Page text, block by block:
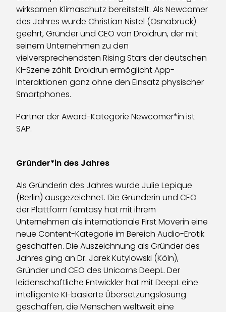
wirksamen Klimaschutz bereitstellt. Als Newcomer
des Jahres wurde Christian Nistel (Osnabrück)
geehrt, Gründer und CEO von Droidrun, der mit
seinem Unternehmen zu den
vielversprechendsten Rising Stars der deutschen
KI-Szene zählt. Droidrun ermöglicht App-
Interaktionen ganz ohne den Einsatz physischer
Smartphones.
Partner der Award-Kategorie Newcomer*in ist
SAP.
Gründer*in des Jahres
Als Gründerin des Jahres wurde Julie Lepique
(Berlin) ausgezeichnet. Die Gründerin und CEO
der Plattform femtasy hat mit ihrem
Unternehmen als internationale First Moverin eine
neue Content-Kategorie im Bereich Audio-Erotik
geschaffen. Die Auszeichnung als Gründer des
Jahres ging an Dr. Jarek Kutylowski (Köln),
Gründer und CEO des Unicorns DeepL. Der
leidenschaftliche Entwickler hat mit DeepL eine
intelligente KI-basierte Übersetzungslösung
geschaffen, die Menschen weltweit eine